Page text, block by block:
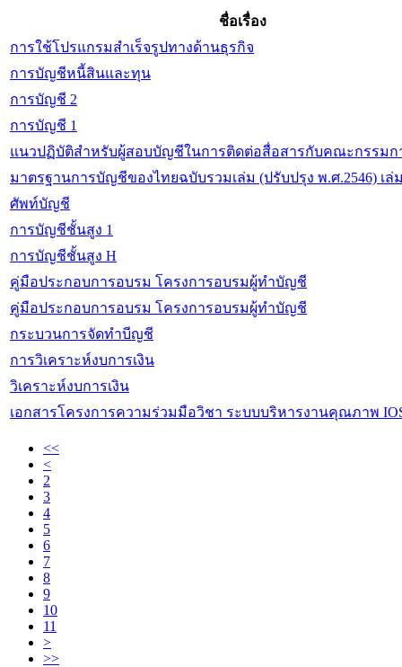
ชื่อเรื่อง
การใช้โปรแกรมสำเร็จรูปทางด้านธุรกิจ
การบัญชีหนี้สินและทุน
การบัญชี 2
การบัญชี 1
แนวปฏิบัติสำหรับผู้สอบบัญชีในการติดต่อสื่อสารกับคณะกรรมก
มาตรฐานการบัญชีของไทยฉบับรวมเล่ม (ปรับปรุง พ.ศ.2546) เล่
ศัพท์บัญชี
การบัญชีชั้นสูง 1
การบัญชีชั้นสูง H
คู่มือประกอบการอบรม โครงการอบรมผู้ทำบัญชี
คู่มือประกอบการอบรม โครงการอบรมผู้ทำบัญชี
กระบวนการจัดทำบีญชี
การวิเคราะห์งบการเงิน
วิเคราะห์งบการเงิน
เอกสารโครงการความร่วมมือวิชา ระบบบริหารงานคุณภาพ
<<
<
2
3
4
5
6
7
8
9
10
11
>
>>